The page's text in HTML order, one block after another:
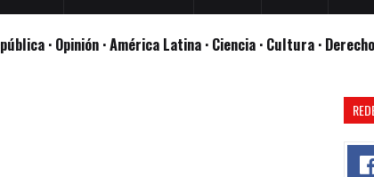
· Opinión · América Latina · Ciencia · Cultura ·